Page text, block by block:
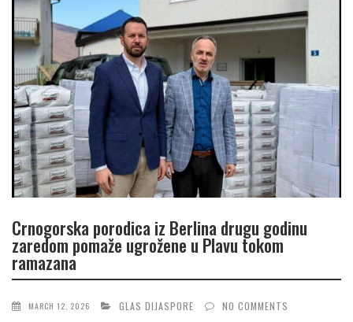
Crnogorska porodica iz Berlina drugu godinu
zaredom pomaže ugrožene u Plavu tokom
ramazana
MARCH 12, 2026 GLAS DIJASPORE NO COMMENTS